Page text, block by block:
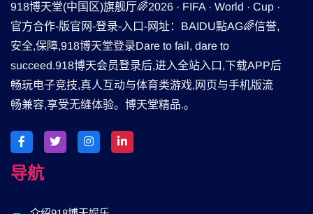
918博天堂(中国区)旗舰厅🌈2026 · FIFA · World · Cup ·
官方合作-版官网-登录-入口-网址：BAIDU點AG🌈信誉,
安全,保障,918博天堂登录Dare to fail, dare to
succeed.918博天会员登录后,进入全站入口,下载APP后
畅玩电子竞技,真人互动与体育类游戏,网页与手机版流
畅兼容,享受无缝体验。博天堂精品.。
导航